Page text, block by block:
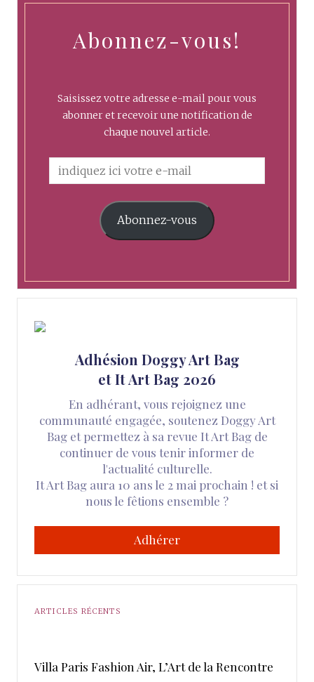
Abonnez-vous!
Saisissez votre adresse e-mail pour vous
abonner et recevoir une notification de
chaque nouvel article.
Abonnez-vous
Adhésion Doggy Art Bag
et It Art Bag 2026
En adhérant, vous rejoignez une
communauté engagée, soutenez Doggy Art
Bag et permettez à sa revue It Art Bag de
continuer de vous tenir informer de
l'actualité culturelle.
It Art Bag aura 10 ans le 2 mai prochain ! et si
nous le fêtions ensemble ?
Adhérer
ARTICLES RÉCENTS
​Villa Paris Fashion Air, ​L’Art de la Rencontre